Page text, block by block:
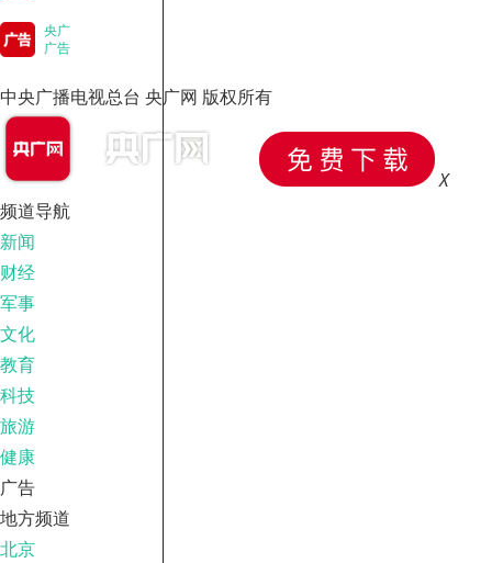
央广
广告
中央广播电视总台 央广网 版权所有
X
频道导航
新闻
财经
军事
文化
教育
科技
旅游
健康
广告
地方频道
北京